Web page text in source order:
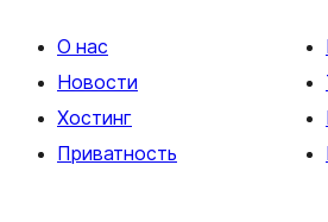
О нас
Новости
Хостинг
Приватность